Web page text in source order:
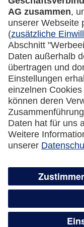
Datenschutz
Cookie